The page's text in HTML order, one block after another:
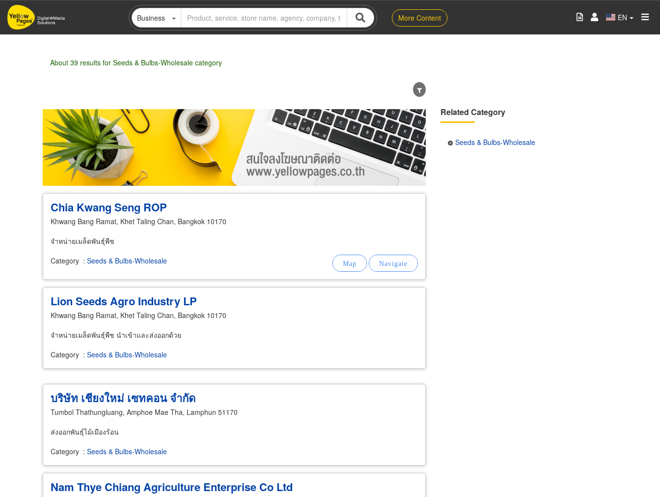
Skip
main
Business More Content EN
About 39 results for Seeds & Bulbs-Wholesale category
Wholesale Retail Manufacturer Dealer Exporter/Importer Service Business
Chia Kwang Seng ROP
Khwang Bang Ramat, Khet Taling Chan, Bangkok 10170
จำหน่ายเมล็ดพันธุ์พืช
Category : Seeds & Bulbs-Wholesale
Lion Seeds Agro Industry LP
Khwang Bang Ramat, Khet Taling Chan, Bangkok 10170
จำหน่ายเมล็ดพันธุ์พืช นำเข้าและส่งออกด้วย
Category : Seeds & Bulbs-Wholesale
บริษัท เชียงใหม่ เซทคอน จำกัด
Tumbol Thathungluang, Amphoe Mae Tha, Lamphun 51170
ส่งออกพันธุ์ไม้เมืองร้อน
Category : Seeds & Bulbs-Wholesale
Nam Thye Chiang Agriculture Enterprise Co Ltd
Related Category
Seeds & Bulbs-Wholesale